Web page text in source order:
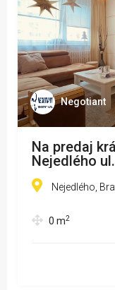
Negotiant
Na predaj
Nejedlého
Nejedlého,
0 m2